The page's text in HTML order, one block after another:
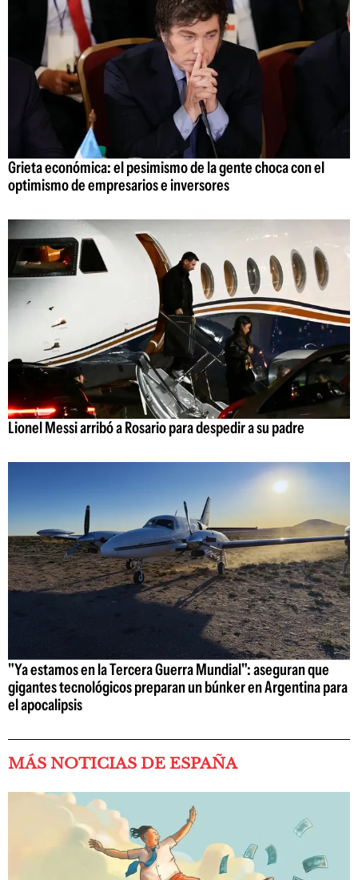
Grieta económica: el pesimismo de la gente choca con el
optimismo de empresarios e inversores
Lionel Messi arribó a Rosario para despedir a su padre
"Ya estamos en la Tercera Guerra Mundial": aseguran que
gigantes tecnológicos preparan un búnker en Argentina para
el apocalipsis
MÁS NOTICIAS DE ESPAÑA